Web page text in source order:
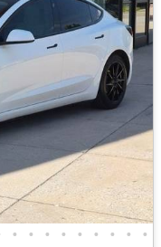
• • • • • • • • •